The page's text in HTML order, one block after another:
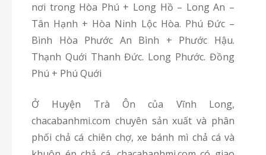
nơi trong Hòa Phú + Long Hồ – Long An –
Tân Hạnh + Hòa Ninh Lộc Hòa. Phú Đức –
Bình Hòa Phước An Bình + Phước Hậu.
Thạnh Quới Thanh Đức. Long Phước. Đồng
Phú + Phú Quới
Ở Huyện Trà Ôn của Vĩnh Long,
chacabanhmi.com chuyên sản xuất và phân
phối chả cá chiên chợ, xe bánh mì chả cá và